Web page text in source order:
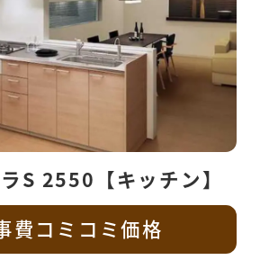
S 2550【キッチン】
費コミコミ価格